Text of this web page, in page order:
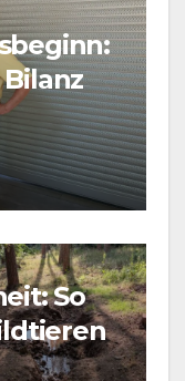
So